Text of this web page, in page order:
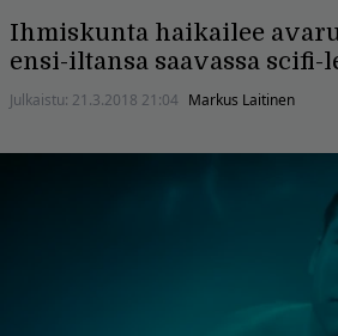
Ihmiskunta haikailee
ensi-iltansa saavassa scifi-
Julkaistu: 21.3.2018 21:04 Markus Laitinen